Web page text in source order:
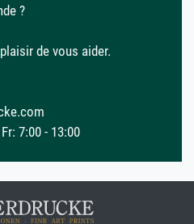
?
de vous aider.
7:00 - 13:00